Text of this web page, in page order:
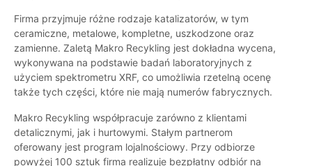
Firma przyjmuje różne rodzaje katalizatorów, w tym
ceramiczne, metalowe, kompletne, uszkodzone oraz
zamienne. Zaletą Makro Recykling jest dokładna wycena,
wykonywana na podstawie badań laboratoryjnych z
użyciem spektrometru XRF, co umożliwia rzetelną ocenę
także tych części, które nie mają numerów fabrycznych.
Makro Recykling współpracuje zarówno z klientami
detalicznymi, jak i hurtowymi. Stałym partnerom
oferowany jest program lojalnościowy. Przy odbiorze
powyżej 100 sztuk firma realizuje bezpłatny odbiór na